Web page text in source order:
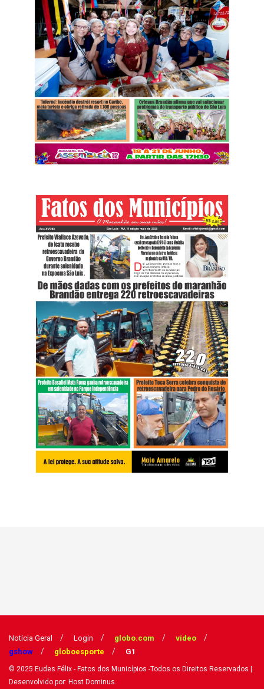
Notícia Geral Login globo.com
vídeo
gshow
globoesporte G1
© 2025 Eudes Félix - Fatos dos Municípios -Todos os Direitos Reservados
Desenvolvido por: Host Dominus.